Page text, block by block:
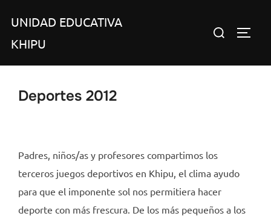
contenido
UNIDAD EDUCATIVA
KHIPU
Buscar:
Deportes 2012
Padres, niños/as y profesores compartimos los
terceros juegos deportivos en Khipu, el clima ayudo
para que el imponente sol nos permitiera hacer
deporte con más frescura. De los más pequeños a los